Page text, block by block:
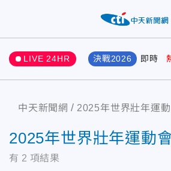
LIVE 24HR 決戰2026 即時
中天新聞網 2025年世界壯年運
2025年世界壯年運動
有 2 項結果